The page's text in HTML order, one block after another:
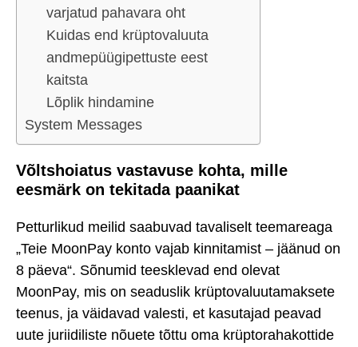
varjatud pahavara oht
Kuidas end krüptovaluuta
andmepüügipettuste eest
kaitsta
Lõplik hindamine
System Messages
Võltshoiatus vastavuse kohta, mille
eesmärk on tekitada paanikat
Petturlikud meilid saabuvad tavaliselt teemareaga
„Teie MoonPay konto vajab kinnitamist – jäänud on
8 päeva“. Sõnumid teesklevad end olevat
MoonPay, mis on seaduslik krüptovaluutamaksete
teenus, ja väidavad valesti, et kasutajad peavad
uute juriidiliste nõuete tõttu oma krüptorahakottide